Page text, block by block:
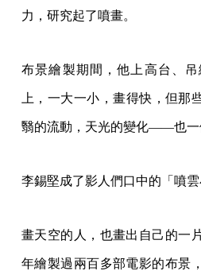
力，研究起了噴畫。
布景繪製期間，他上高台、
上，一大一小，畫得快，但
翳的流動，天光的變化——也一
李錫堅成了影人們口中的「噴雲
畫天空的人，也畫出自己的一
年繪製過兩百多部電影的布景